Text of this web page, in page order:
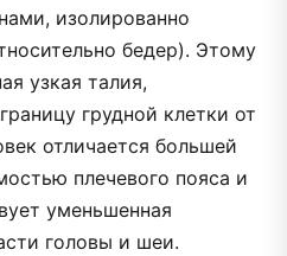
изолированно
бедер). Этому
узкая талия,
грудной клетки от
отличается большей
плечевого пояса и
уменьшенная
головы и шеи.